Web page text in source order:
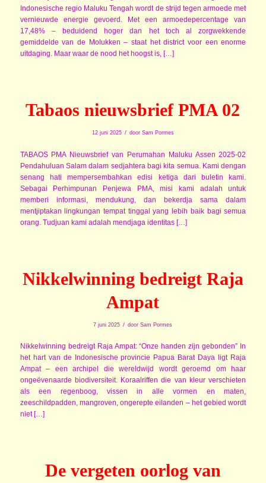
Indonesische regio Maluku Tengah wordt de strijd tegen armoede met
vernieuwde energie gevoerd. Met een armoedepercentage van
17,48% – beduidend hoger dan het toch al zorgwekkende
gemiddelde van de Molukken – staat het district voor een enorme
uitdaging. Maar waar de nood het hoogst is, […]
Tabaos nieuwsbrief PMA 02
12 juni 2025 / door Sam Pormes
TABAOS PMA Nieuwsbrief van Perumahan Maluku Assen 2025-02
Pendahuluan Salam dalam sedjahtera bagi kita semua. Kami dengan
senang hati mempersembahkan edisi ketiga dari buletin kami.
Sebagai Perhimpunan Penjewa PMA, misi kami adalah untuk
memberi informasi, mendukung, dan bekerdja sama dalam
mentjiptakan lingkungan tempat tinggal yang lebih baik bagi semua
orang. Tudjuan kami adalah mendjaga identitas […]
Nikkelwinning bedreigt Raja
Ampat
7 juni 2025 / doorSam Pormes
Nikkelwinning bedreigt Raja Ampat: “Onze handen zijn gebonden” In
het hart van de Indonesische provincie Papua Barat Daya ligt Raja
Ampat – een archipel die wereldwijd wordt geroemd om haar
ongeëvenaarde biodiversiteit. Koraalriffen die van kleur verschieten
als een regenboog, vissen in alle vormen en maten,
zeeschildpadden, mangroven, ongerepte eilanden – het gebied wordt
niet […]
De vergeten oorlog van